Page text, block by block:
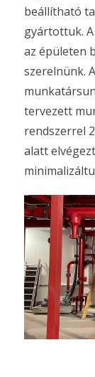
beállítható
gyártottuk.
az épületen
szerelnünk.
tervezett
rendszerrel
alatt